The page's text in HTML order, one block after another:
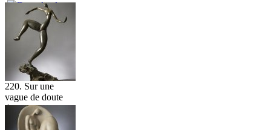
220. Sur une
vague de doute
da...